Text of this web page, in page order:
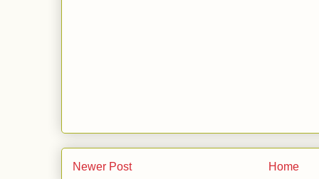
Newer Post Home